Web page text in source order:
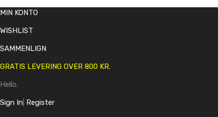
MIN KONTO
WISHLIST
SAMMENLIGN
GRATIS LEVERING OVER 800 KR.
Hello.
Sign In Register